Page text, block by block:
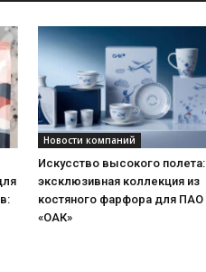
Новости компаний
Искусство высокого полета:
эксклюзивная коллекция из
костяного фарфора для ПАО
«ОАК»